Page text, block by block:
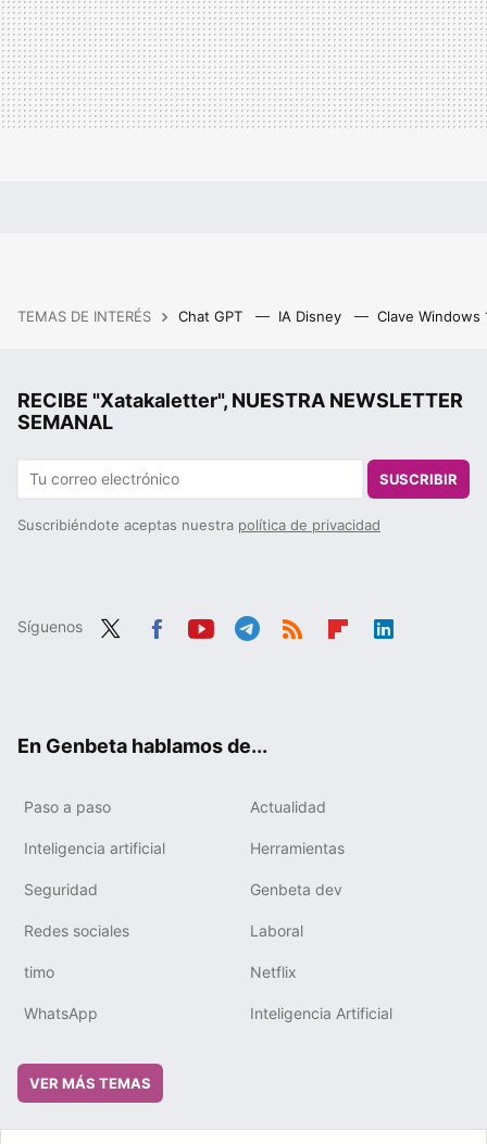
TEMAS DE INTERÉS Chat GPT IA Disney Clave Windows
RECIBE "Xatakaletter", NUESTRA NEWSLETTER
SEMANAL
SUSCRIBIR
Suscribiéndote aceptas nuestra política de privacidad
Síguenos
En Genbeta hablamos de...
Paso a paso Actualidad
Inteligencia artificial Herramientas
Seguridad Genbeta dev
Redes sociales Laboral
timo Netflix
WhatsApp Inteligencia Artificial
VER MÁS TEMAS